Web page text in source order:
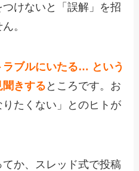
けないと「誤解」を招
。
ラブルにいたる… という
きする ところです。お
たくない」とのヒトが
か、スレッド式で投稿